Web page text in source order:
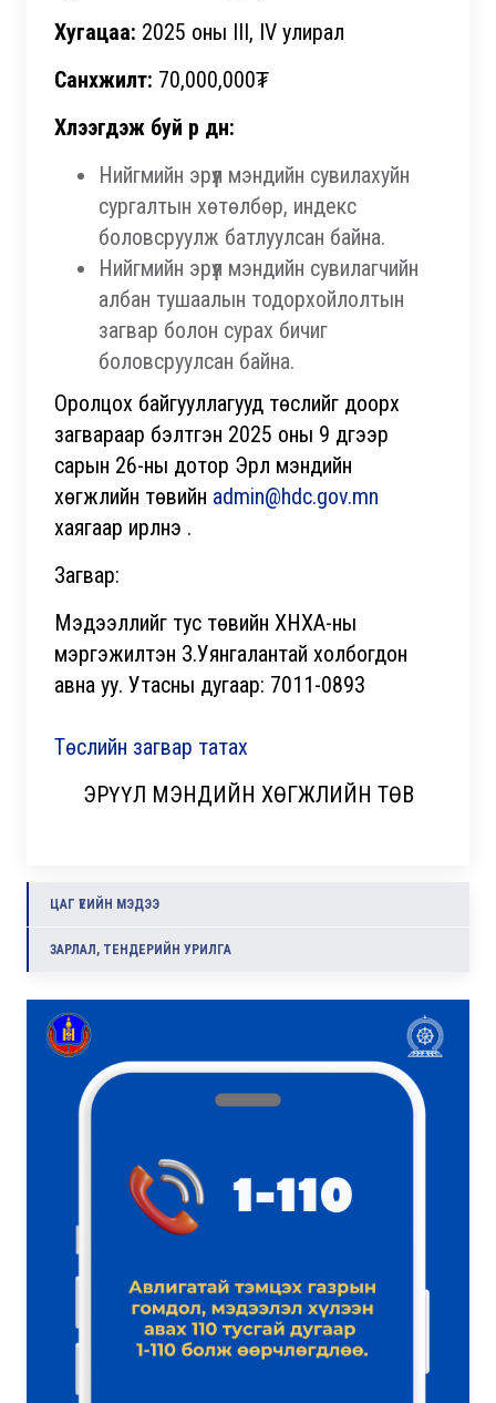
Хугацаа: 2025 оны III, IV улирал
Санхүүжилт: 70,000,000₮
Хүлээгдэж буй үр дүн:
Нийгмийн эрүүл мэндийн сувилахуйн
сургалтын хөтөлбөр, индекс
боловсруулж батлуулсан байна.
Нийгмийн эрүүл мэндийн сувилагчийн
албан тушаалын тодорхойлолтын
загвар болон сурах бичиг
боловсруулсан байна.
Оролцох байгууллагууд төслийг доорх
загвараар бэлтгэн 2025 оны 9 дүгээр
сарын 26-ны дотор Эрүүл мэндийн
хөгжлийн төвийн admin@hdc.gov.mn
хаягаар ирүүлнэ үү.
Загвар:
Мэдээллийг тус төвийн ХНХА-ны
мэргэжилтэн З.Уянгалантай холбогдон
авна уу. Утасны дугаар: 7011-0893
Төслийн загвар татах
ЭРҮҮЛ МЭНДИЙН ХӨГЖЛИЙН ТӨВ
ЦАГ ҮЕИЙН МЭДЭЭ
ЗАРЛАЛ, ТЕНДЕРИЙН УРИЛГА